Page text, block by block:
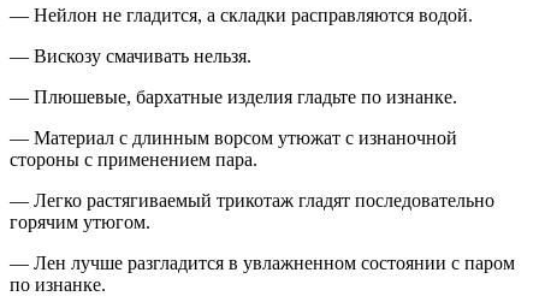
— Нейлон не гладится, а складки расправляются водой.
— Вискозу смачивать нельзя.
— Плюшевые, бархатные изделия гладьте по изнанке.
— Материал с длинным ворсом утюжат с изнаночной
стороны с применением пара.
— Легко растягиваемый трикотаж гладят последовательно
горячим утюгом.
— Лен лучше разгладится в увлажненном состоянии с паром
по изнанке.